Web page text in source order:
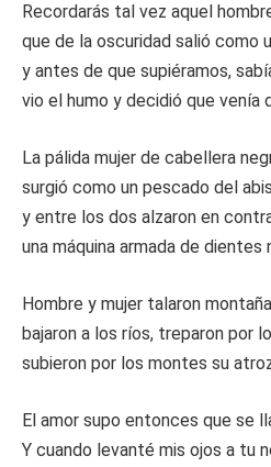
Recordarás tal vez aquel
que de la oscuridad salió como
y antes de que supiéramos,
vio el humo y decidió que venía
La pálida mujer de cabellera
surgió como un pescado del
y entre los dos alzaron en
una máquina armada de dientes
Hombre y mujer talaron
bajaron a los ríos, treparon por
subieron por los montes su
El amor supo entonces que se
Y cuando levanté mis ojos a tu